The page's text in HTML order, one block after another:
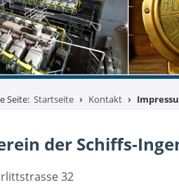
Seite: Startseite Kontakt
der Schiffs-
32